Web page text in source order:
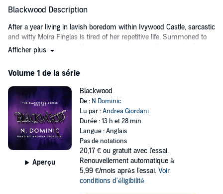
Blackwood Description
After a year living in lavish boredom within Ivywood Castle, sarcastic
and witty Moira Finglas is tired of her repetitive life. Summoned to
court by her betrothed, Moira is trapped in an endless cycle of
entangled with the honorable outlaw, Roman Loxley. Moira is forced
to reevaluate everything she knows about Ivywood Castle and its
ruler, Prince Lyric. New loyalties must be made, and Moira has no
choice but to step outside the comfortable world she knows.
©2023 N Dominic (P)2023 N Dominic
Afficher plus
Volume 1 de la série
Aperçu
Blackwood
De : N Dominic
Lu par :Andrea Giordani
Durée : 13 h et 28 min
Langue : Anglais
Pas de notations
20,17 € ou gratuit avec l'essai.
Renouvellement automatique à
5,99 €/mois après l'essai. Voir
conditions d'éligibilité